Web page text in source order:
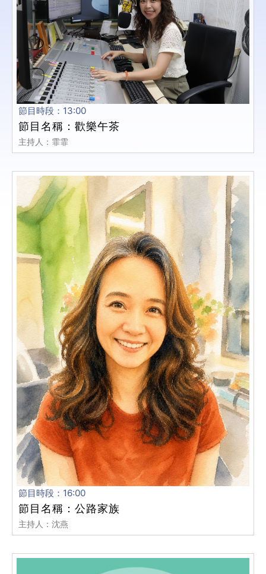
節目時段：13:00
節目名稱：歡樂午茶
主持人：霏霏
節目時段：16:00
節目名稱：公路家族
主持人：沈燕